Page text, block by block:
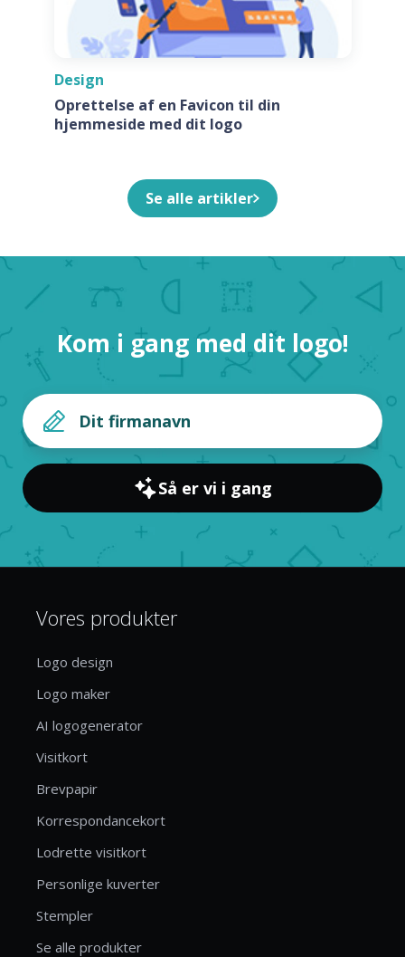
Design
Oprettelse af en Favicon til din
hjemmeside med dit logo
Se alle artikler
Kom i gang med dit logo!
Så er vi i gang
Vores produkter
Logo design
Logo maker
AI logogenerator
Visitkort
Brevpapir
Korrespondancekort
Lodrette visitkort
Personlige kuverter
Stempler
Se alle produkter